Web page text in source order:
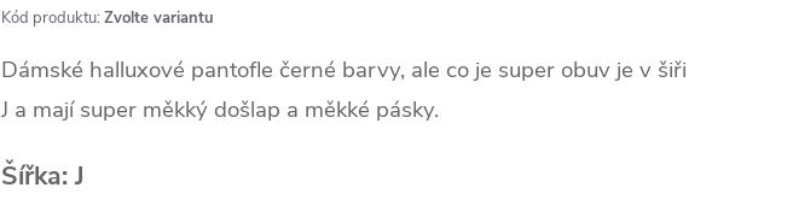
Kód produktu: Zvolte variantu
Dámské halluxové pantofle černé barvy, ale co je super obuv je v šiři
J a mají super měkký došlap a měkké pásky.
Šířka: J